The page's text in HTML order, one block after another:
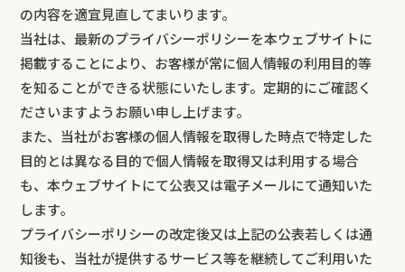
の内容を適宜見直してまいります。
当社は、最新のプライバシーポリシーを本ウェブサイトに
掲載することにより、お客様が常に個人情報の利用目的等
を知ることができる状態にいたします。定期的にご確認く
ださいますようお願い申し上げます。
また、当社がお客様の個人情報を取得した時点で特定した
目的とは異なる目的で個人情報を取得又は利用する場合
も、本ウェブサイトにて公表又は電子メールにて通知いた
します。
プライバシーポリシーの改定後又は上記の公表若しくは通
知後も、当社が提供するサービス等を継続してご利用いた